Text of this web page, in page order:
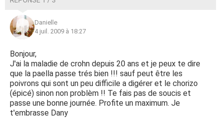
Danielle
4 juil. 2009 à 18:27
Bonjour,
J'ai la maladie de crohn depuis 20 ans et je peux te dire
que la paella passe trés bien !!! sauf peut être les
poivrons qui sont un peu difficile a digérer et le chorizo
(épicé) sinon non problèm !! Te fais pas de soucis et
passe une bonne journée. Profite un maximum. Je
t'embrasse Dany